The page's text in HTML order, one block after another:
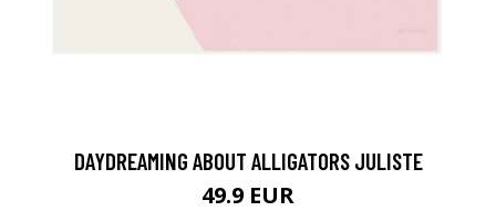
DAYDREAMING ABOUT ALLIGATORS JULISTE
49.9 EUR